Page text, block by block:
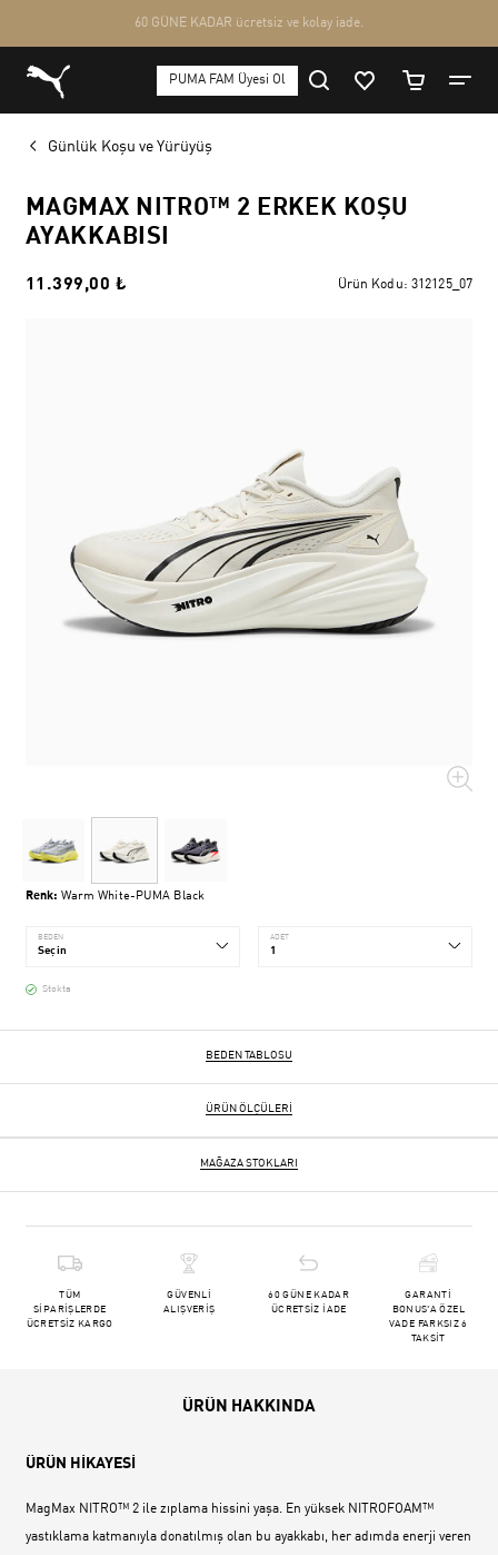
Günlük Koşu ve Yürüyüş
MAGMAX NITRO™ 2 ERKEK KOŞU
AYAKKABISI
11.399,00 ₺ Ürün Kodu: 312125_07
Renk: Warm White-PUMA Black
BEDEN ADET
Stokta
BEDEN TABLOSU
ÜRÜN ÖLÇÜLERI
MAĞAZA STOKLARI
TÜM
SİPARİŞLERDE
ÜCRETSİZ KARGO
GÜVENLİ
ALIŞVERİŞ
60 GÜNE KADAR
ÜCRETSİZ İADE
GARANTİ
BONUS'A ÖZEL
VADE FARKSIZ 6
TAKSİT
ÜRÜN HAKKINDA
ÜRÜN HİKAYESİ
MagMax NITRO™ 2 ile zıplama hissini yaşa. En yüksek NITROFOAM™
yastıklama katmanıyla donatılmış olan bu ayakkabı, her adımda enerji veren